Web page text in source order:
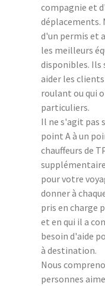
compagnie et
déplacements.
d'un permis et
les meilleurs
disponibles.
aider les
roulant ou qui
particuliers.
Il ne s'agit pas
point A à un
chauffeurs de
pour votre
donner à
pris en charge
et en qui il a
besoin d'aide
à destination.
Nous
personnes